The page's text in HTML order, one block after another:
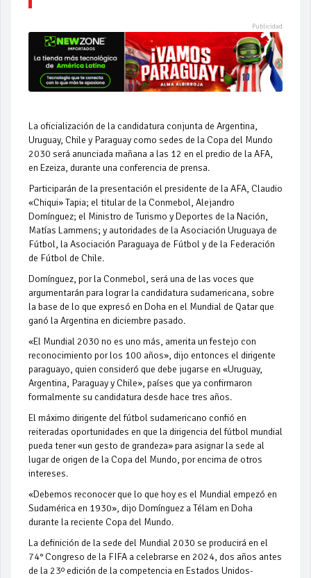
La oficialización de la candidatura conjunta de Argentina,
Uruguay, Chile y Paraguay como sedes de la Copa del Mundo
2030 será anunciada mañana a las 12 en el predio de la AFA,
en Ezeiza, durante una conferencia de prensa.
Participarán de la presentación el presidente de la AFA, Claudio
«Chiqui» Tapia; el titular de la Conmebol, Alejandro
Domínguez; el Ministro de Turismo y Deportes de la Nación,
Matías Lammens; y autoridades de la Asociación Uruguaya de
Fútbol, la Asociación Paraguaya de Fútbol y de la Federación
de Fútbol de Chile.
Domínguez, por la Conmebol, será una de las voces que
argumentarán para lograr la candidatura sudamericana, sobre
la base de lo que expresó en Doha en el Mundial de Qatar que
ganó la Argentina en diciembre pasado.
«El Mundial 2030 no es uno más, amerita un festejo con
reconocimiento por los 100 años», dijo entonces el dirigente
paraguayo, quien consideró que debe jugarse en «Uruguay,
Argentina, Paraguay y Chile», países que ya confirmaron
formalmente su candidatura desde hace tres años.
El máximo dirigente del fútbol sudamericano confió en
reiteradas oportunidades en que la dirigencia del fútbol mundial
pueda tener «un gesto de grandeza» para asignar la sede al
lugar de origen de la Copa del Mundo, por encima de otros
intereses.
«Debemos reconocer que lo que hoy es el Mundial empezó en
Sudamérica en 1930», dijo Domínguez a Télam en Doha
durante la reciente Copa del Mundo.
La definición de la sede del Mundial 2030 se producirá en el
74° Congreso de la FIFA a celebrarse en 2024, dos años antes
de la 23º edición de la competencia en Estados Unidos-